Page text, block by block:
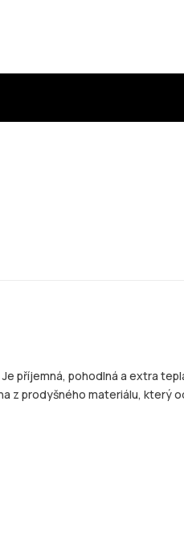
příjemná, pohodlná a extra
prodyšného materiálu, který